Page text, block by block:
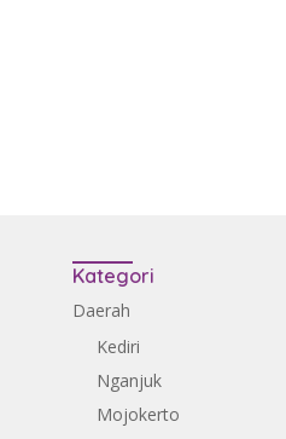
Kategori
Daerah
Kediri
Nganjuk
Mojokerto